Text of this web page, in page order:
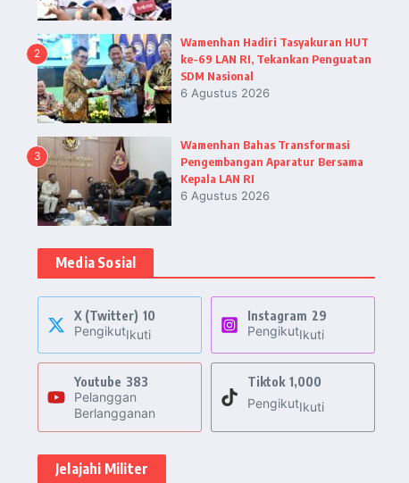
2
Wamenhan Hadiri Tasyakuran HUT
ke-69 LAN RI, Tekankan Penguatan
SDM Nasional
6 Agustus 2026
3
Wamenhan Bahas Transformasi
Pengembangan Aparatur Bersama
Kepala LAN RI
6 Agustus 2026
Media Sosial
X (Twitter) 10
PengikutIkuti
Instagram 29
PengikutIkuti
Youtube 383
Pelanggan
Berlangganan
Tiktok 1,000
PengikutIkuti
Jelajahi Militer